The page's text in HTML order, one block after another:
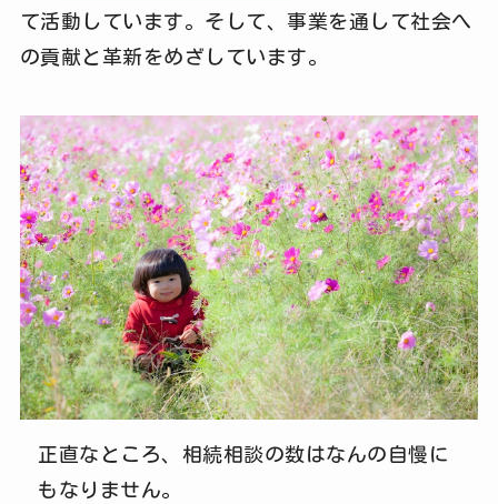
て活動しています。そして、事業を通して社会へ
の貢献と革新をめざしています。
正直なところ、相続相談の数はなんの自慢に
もなりません。